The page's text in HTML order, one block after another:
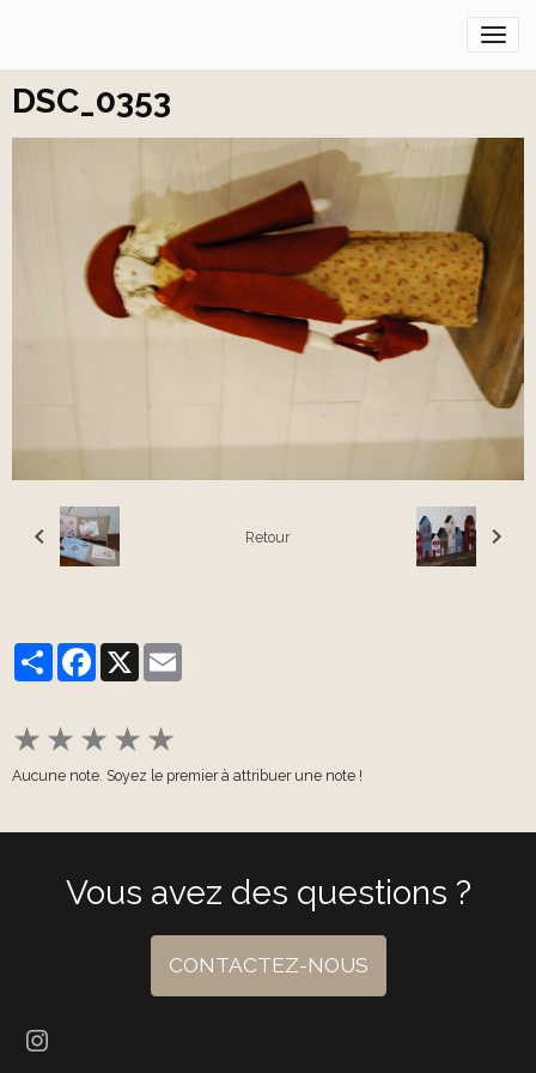
DSC_0353
Retour
PartagerFacebook
X
★ ★ ★ ★ ★
Aucune note. Soyez le premier à attribuer une note !
Vous avez des questions ?
CONTACTEZ-NOUS